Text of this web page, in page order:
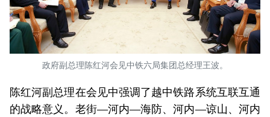
政府副总理陈红河会见中铁六局集团总经理王波。
陈红河副总理在会见中强调了越中铁路系统互联互通
的战略意义。老街—河内—海防、河内—谅山、河内